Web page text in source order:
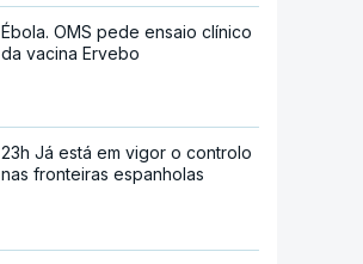
Ébola. OMS pede ensaio clínico
da vacina Ervebo
23h Já está em vigor o controlo
nas fronteiras espanholas